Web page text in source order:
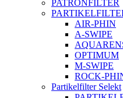
PATRONFILTER
AIR-PHIN
A-SWIPE
OPTIMUM
M-SWIPE
ROCK-
Partikelfilter Selekt